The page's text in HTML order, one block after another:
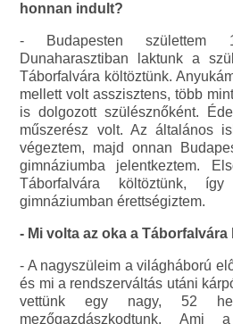
honnan indult?
- Budapesten születtem
Dunaharasztiban laktunk a
Táborfalvára költöztünk.
mellett volt asszisztens, több
is dolgozott szülésznőként.
műszerész volt. Az általános
végeztem, majd onnan
gimnáziumba jelentkeztem.
Táborfalvára költöztünk,
gimnáziumban érettségiztem.
- Mi volta az oka a
- A nagyszüleim a világháború
és mi a rendszerváltás utáni
vettünk egy nagy, 52
mezőgazdászkodtunk. Ami